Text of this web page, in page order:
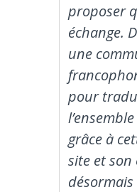
proposer
échange.
une
pour
grâce à
site et
désormais